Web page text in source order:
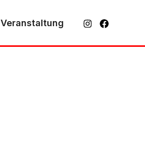
Veranstaltung